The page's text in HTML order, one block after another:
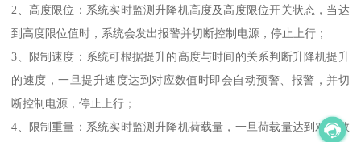
2、高度限位：系统实时监测升降机高度及高度限位开关状态，当达
到高度限位值时，系统会发出报警并切断控制电源，停止上行；
3、限制速度：系统可根据提升的高度与时间的关系判断升降机提升
的速度，一旦提升速度达到对应数值时即会自动预警、报警，并切
断控制电源，停止上行；
4、限制重量：系统实时监测升降机荷载量，一旦荷载量达到对应数